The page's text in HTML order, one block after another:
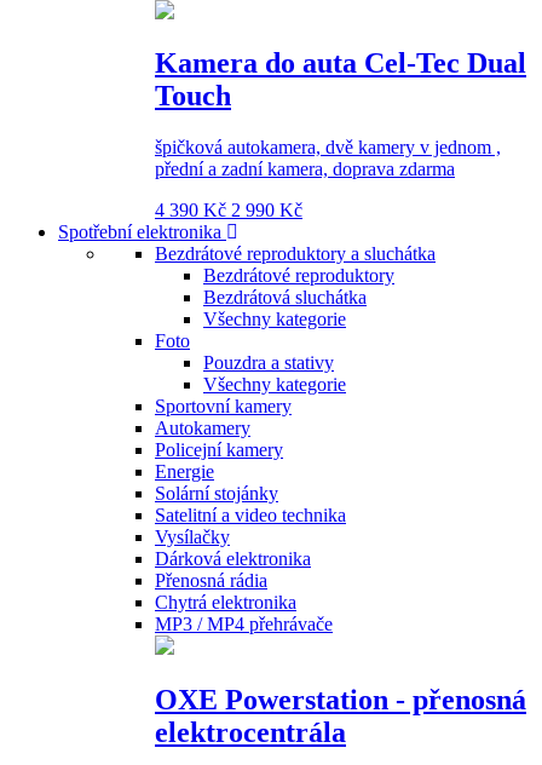
Kamera do auta Cel-Tec Dual
Touch
špičková autokamera, dvě kamery v jednom ,
přední a zadní kamera, doprava zdarma
4 390 Kč 2 990 Kč
Spotřební elektronika
Bezdrátové reproduktory a sluchátka
Bezdrátové reproduktory
Bezdrátová sluchátka
Všechny kategorie
Foto
Pouzdra a stativy
Všechny kategorie
Sportovní kamery
Autokamery
Policejní kamery
Energie
Solární stojánky
Satelitní a video technika
Vysílačky
Dárková elektronika
Přenosná rádia
Chytrá elektronika
MP3 / MP4 přehrávače
OXE Powerstation - přenosná
elektrocentrála